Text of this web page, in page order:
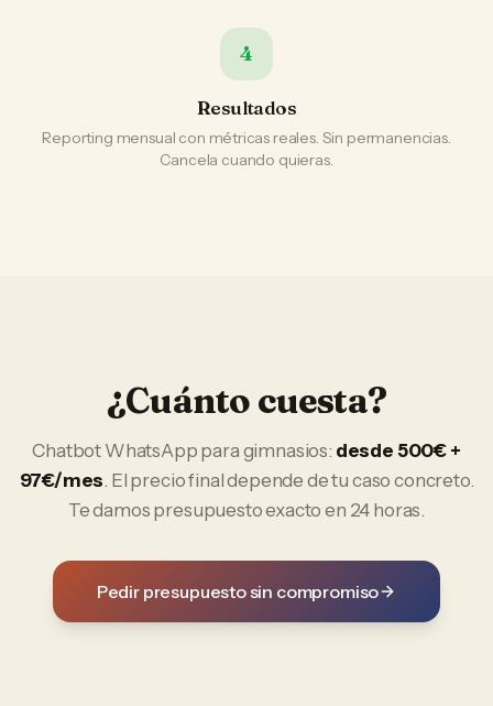
4
Resultados
Reporting mensual con métricas reales. Sin permanencias.
Cancela cuando quieras.
¿Cuánto cuesta?
Chatbot WhatsApp paragimnasios: desde 500€ +
97€/mes. El precio final depende de tu caso concreto.
Te damos presupuesto exacto en 24 horas.
Pedir presupuesto sin compromiso